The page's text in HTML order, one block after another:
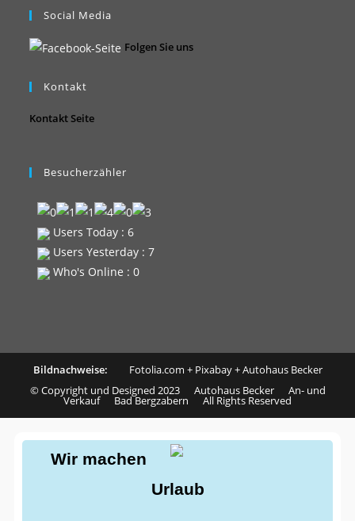
Social Media
Folgen Sie uns
Kontakt
Kontakt Seite
Besucherzähler
Users Today : 6
Users Yesterday : 7
Who's Online : 0
Bildnachweise: Fotolia.com + Pixabay+Autohaus Becker
© Copyright und Designed 2023 Autohaus Becker An- und
Verkauf Bad Bergzabern All Rights Reserved
Wir machen
Urlaub